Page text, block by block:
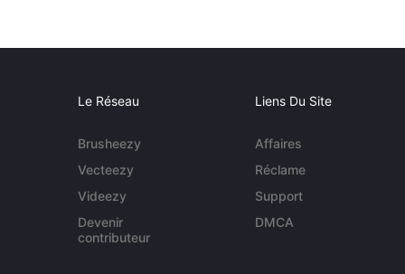
Le Réseau
Brusheezy
Vecteezy
Videezy
Devenir
contributeur
Liens Du Site
Affaires
Réclame
Support
DMCA